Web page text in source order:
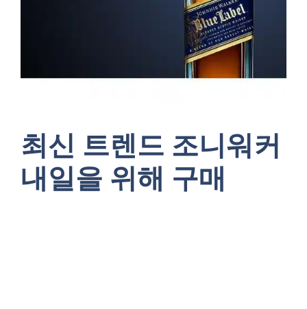
최신 트렌드 조니워커
내일을 위해 구매